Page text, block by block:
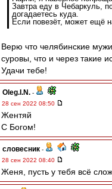
Завтра еду в Чебаркуль,
догадаетесь куда.
Если повезёт, может ещё
Верю что челябинские
суровы, что и через такие
Удачи тебе!
Oleg.I.N. -
28 сен 2022 08:50
Жентяй
С Богом!
словесник -
28 сен 2022 08:40
Женя, пусть у тебя всё